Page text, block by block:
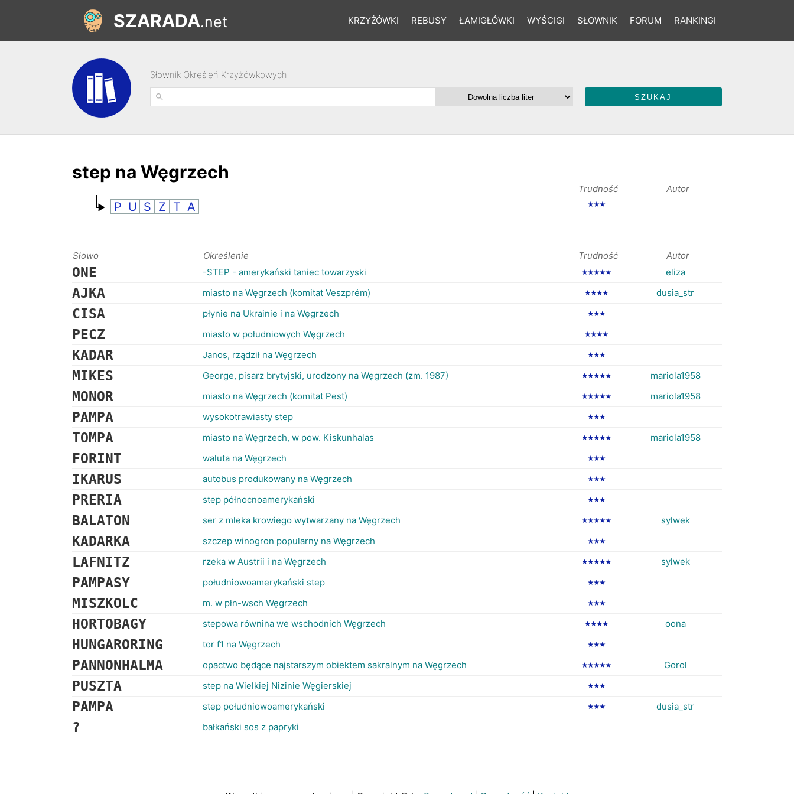
KRZYŻÓWKI REBUSY ŁAMIGŁÓWKI WYŚCIGI SŁOWNIK FORUM RANKINGI
SZARADA.net
Słownik Określeń Krzyżówkowych
step na Węgrzech
Trudność Autor
P U S Z T A ★★★
Słowo Określenie Trudność Autor
ONE -STEP - amerykański taniec towarzyski ★★★★★ eliza
AJKA miasto na Węgrzech (komitat Veszprém) ★★★★ dusia_str
CISA płynie na Ukrainie i na Węgrzech ★★★
PECZ miasto w południowych Węgrzech ★★★★
KADAR Janos, rządził na Węgrzech ★★★
MIKES George, pisarz brytyjski, urodzony na Węgrzech (zm. 1987) ★★★★★ mariola1958
MONOR miasto na Węgrzech (komitat Pest) ★★★★★ mariola1958
PAMPA wysokotrawiasty step ★★★
TOMPA miasto na Węgrzech, w pow. Kiskunhalas ★★★★★ mariola1958
FORINT waluta na Węgrzech ★★★
IKARUS autobus produkowany na Węgrzech ★★★
PRERIA step północnoamerykański ★★★
BALATON ser z mleka krowiego wytwarzany na Węgrzech ★★★★★ sylwek
KADARKA szczep winogron popularny na Węgrzech ★★★
LAFNITZ rzeka w Austrii i na Węgrzech ★★★★★ sylwek
PAMPASY południowoamerykański step ★★★
MISZKOLC m. w płn-wsch Węgrzech ★★★
HORTOBAGY stepowa równina we wschodnich Węgrzech ★★★★ oona
HUNGARORING tor f1 na Węgrzech ★★★
PANNONHALMA opactwo będące najstarszym obiektem sakralnym na Węgrzech ★★★★★ Gorol
PUSZTA step na Wielkiej Nizinie Węgierskiej ★★★
PAMPA step południowoamerykański ★★★ dusia_str
? bałkański sos z papryki